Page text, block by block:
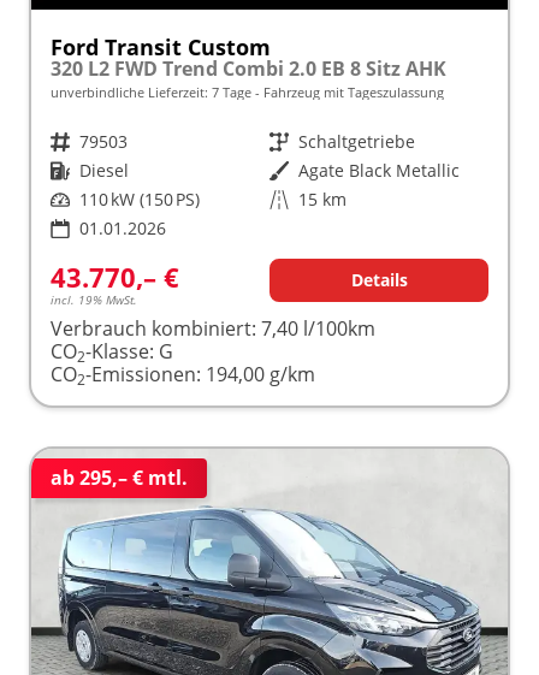
Ford Transit Custom
320 L2 FWD Trend Combi 2.0 EB 8 Sitz AHK
unverbindliche Lieferzeit: 7 Tage Fahrzeug mit Tageszulassung
Fahrzeugnr. 79503 Getriebe Schaltgetriebe
Kraftstoff Diesel Außenfarbe Agate Black Metallic
Leistung 110 kW (150 PS) Kilometerstand 15 km
01.01.2026
43.770,– €
incl. 19% MwSt.
Details
Verbrauch kombiniert: 7,40 l/100km
CO2-Klasse: G
CO2-Emissionen: 194,00 g/km
ab 295,– € mtl.